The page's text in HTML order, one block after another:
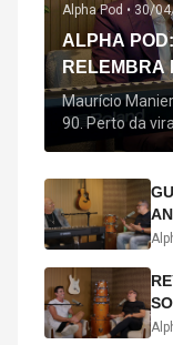
Alpha Pod • 30/
ALPHA
RELEMBRA
SECADA,
MAIS
Maurício
90. Perto da
estreou
acompanham
"Bem Querer" e
segue com o […]